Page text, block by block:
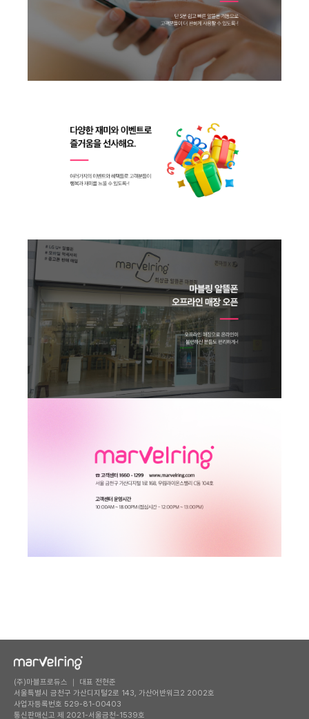
(주)마블프로듀스 ｜ 대표 전현준
서울특별시 금천구 가산디지털2로 143, 가산어반워크2 2002호
사업자등록번호 529-81-00403
통신판매신고 제 2021-서울금천-1539호